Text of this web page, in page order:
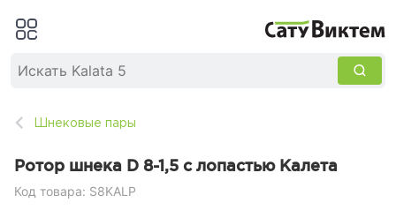
Шнековые пары
Ротор шнека D 8-1,5 с лопастью Калета
Код товара: S8KALP